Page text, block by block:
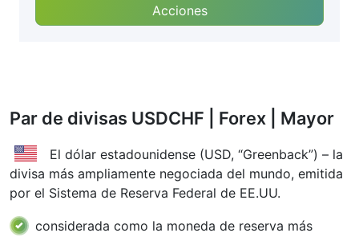
Acciones
Par de divisas USDCHF | Forex | Mayor
El dólar estadounidense (USD, “Greenback”) – la
divisa más ampliamente negociada del mundo, emitida
por el Sistema de Reserva Federal de EE.UU.
considerada como la moneda de reserva más